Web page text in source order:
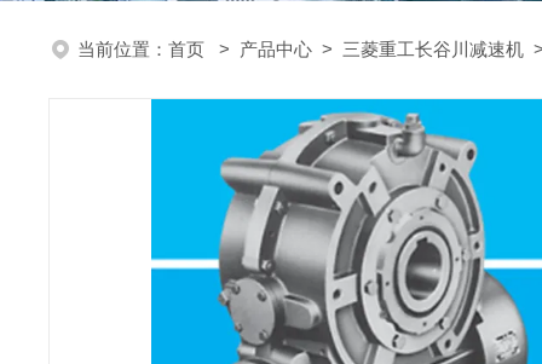
当前位置： 首页 > 产品中心 > 三菱重工长谷川减速机